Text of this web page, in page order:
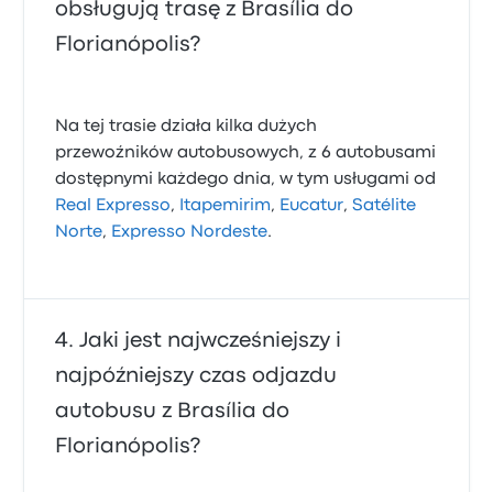
obsługują trasę z Brasília do
Florianópolis?
Na tej trasie działa kilka dużych
przewoźników autobusowych, z 6 autobusami
dostępnymi każdego dnia, w tym usługami od
Real Expresso, Itapemirim, Eucatur,Satélite
Norte, Expresso Nordeste.
Jaki jest najwcześniejszy i
najpóźniejszy czas odjazdu
autobusu z Brasília do
Florianópolis?